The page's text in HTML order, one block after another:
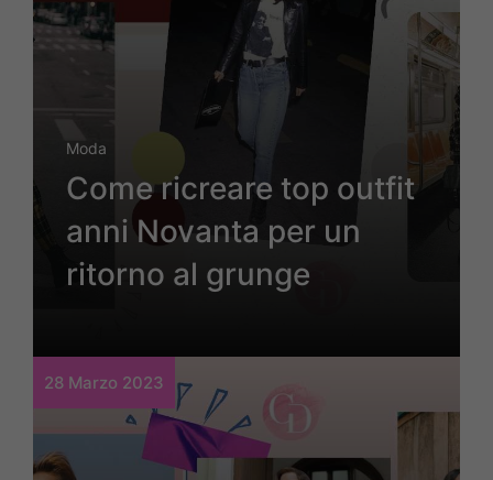
Moda
Come ricreare top outfit
anni Novanta per un
ritorno al grunge
28 Marzo 2023